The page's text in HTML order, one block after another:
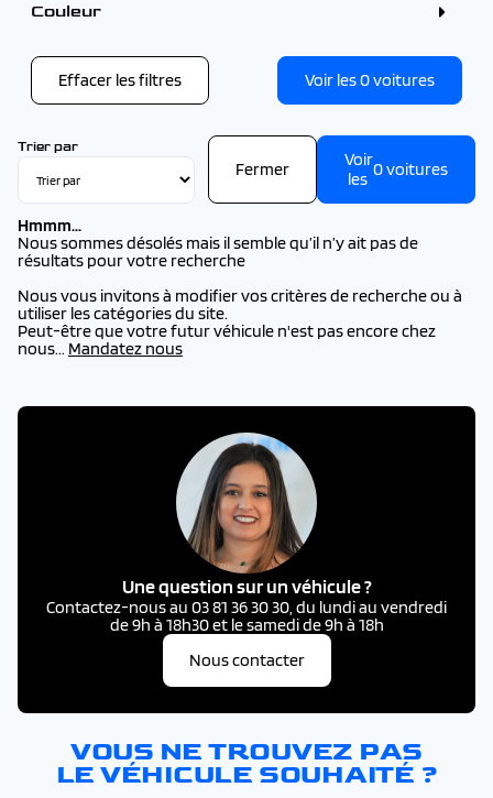
OPEL (1)
SEAT (1)
TOYOTA (1)
VOLKSWAGEN (1)
PEUGEOT 308 (2026) (4)
PEUGEOT 5008 (2026) (3)
PEUGEOT 508 (1)
Couleur
Vert (1)
Effacer les filtres
Voir les0voitures
Trier par
Fermer
Voir
les 0voitures
Hmmm...
Nous sommes désolés mais il semble qu’il n’y ait pas de
résultats pour votre recherche
Nous vous invitons à modifier vos critères de recherche ou à
utiliser les catégories du site.
Peut-être que votre futur véhicule n'est pas encore chez
nous... Mandatez nous
Une question sur un véhicule ?
Contactez-nous au 03 81 36 30 30, du lundi au vendredi
de 9h à 18h30 et le samedi de 9h à 18h
Nous contacter
VOUS NE TROUVEZ PAS
LE VÉHICULE SOUHAITÉ ?